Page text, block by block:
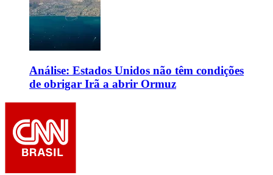
Análise: Estados Unidos não têm condições
de obrigar Irã a abrir Ormuz